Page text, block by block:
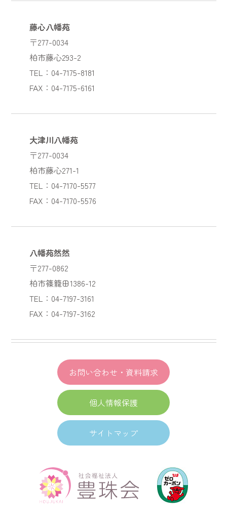
藤心八幡苑
〒277-0034
柏市藤心293-2
TEL：04-7175-8181
FAX：04-7175-6161
大津川八幡苑
〒277-0034
柏市藤心271-1
TEL：04-7170-5577
FAX：04-7170-5576
八幡苑然然
〒277-0862
柏市篠籠田1386-12
TEL：04-7197-3161
FAX：04-7197-3162
お問い合わせ・資料請求
個人情報保護
サイトマップ